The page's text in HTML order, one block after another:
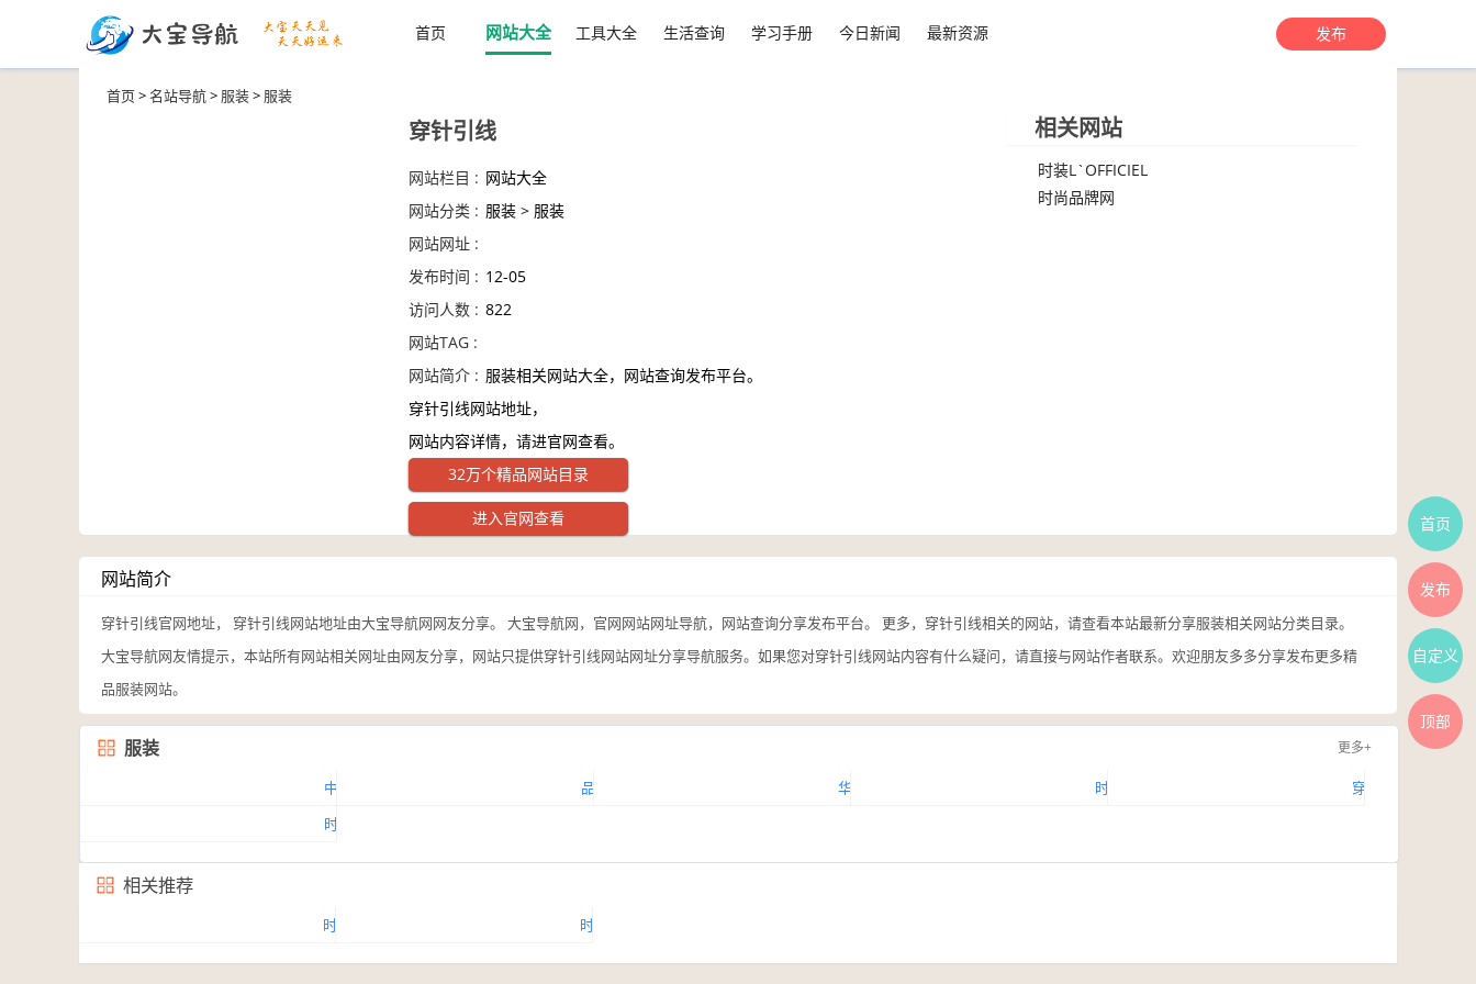
首页 网站大全 工具大全 生活查询 学习手册 今日新闻 最新资源 发布
首页>名站导航> 服装> 服装
穿针引线
网站栏目 : 网站大全
网站分类 : 服装 > 服装
网站网址 :
发布时间 : 12-05
访问人数 : 822
网站TAG :
网站简介 : 服装相关网站大全，网站查询发布平台。
穿针引线网站地址，
网站内容详情，请进官网查看。
32万个精品网站目录
进入官网查看
相关网站
时装L`OFFICIEL
时尚品牌网
网站简介
穿针引线官网地址， 穿针引线网站地址由大宝导航网网友分享。 大宝导航网，官网网站网址导航，网站查询分享发布平台。 更多，穿针引线相关的网站，请查看本站最新分享服装相关网站分类目录。
大宝导航网友情提示，本站所有网站相关网址由网友分享，网站只提供穿针引线网站网址分享导航服务。如果您对穿针引线网站内容有什么疑问，请直接与网站作者联系。欢迎朋友多多分享发布更多精
品服装网站。
服装 更多+
中
服
网
品
服
网
华
网
时
品
穿
引
时
装
相关推荐
时
尚
时
装
首页
发布
自定义
顶部